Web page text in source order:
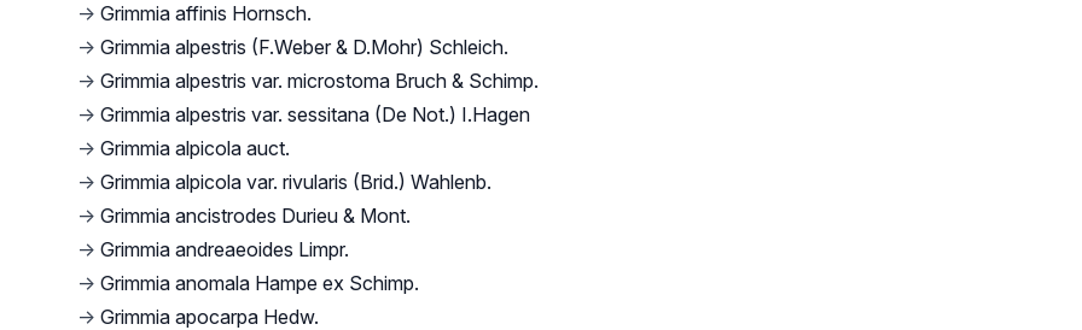
→ Grimmia affinis Hornsch.
→ Grimmia alpestris (F.Weber & D.Mohr) Schleich.
→ Grimmia alpestris var. microstoma Bruch & Schimp.
→ Grimmia alpestris var. sessitana (De Not.) I.Hagen
→ Grimmia alpicola auct.
→ Grimmia alpicola var. rivularis (Brid.) Wahlenb.
→ Grimmia ancistrodes Durieu & Mont.
→ Grimmia andreaeoides Limpr.
→ Grimmia anomala Hampe ex Schimp.
→ Grimmia apocarpa Hedw.